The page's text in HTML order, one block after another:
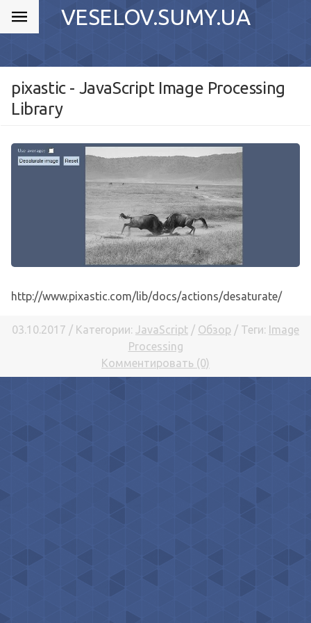
VESELOV.SUMY.UA
pixastic - JavaScript Image Processing
Library
http://www.pixastic.com/lib/docs/actions/desaturate/
03.10.2017 / Категории: JavaScript / Обзор / Теги: Image
Processing
Комментировать (0)